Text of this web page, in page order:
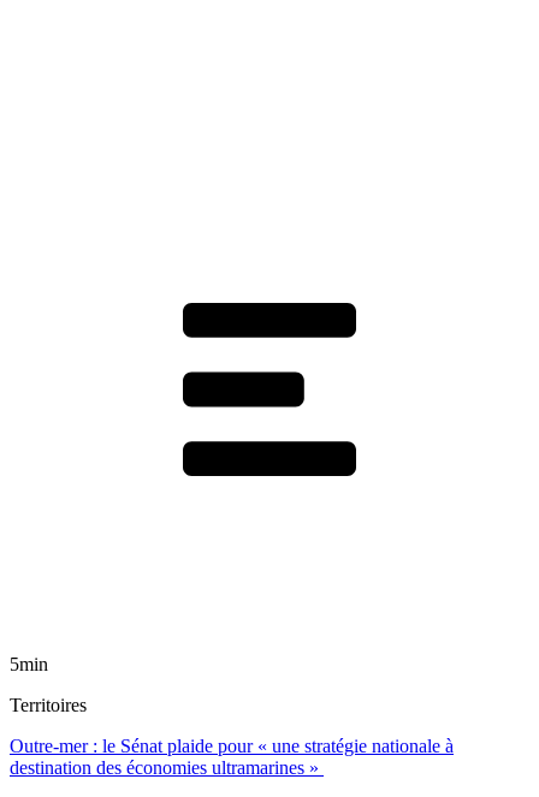
5min
Territoires
Outre-mer : le Sénat plaide pour « une stratégie nationale à
destination des économies ultramarines »